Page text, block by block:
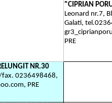
"CIPRIAN
Leonard nr.7,
Galati,
PRE
NR.30
fax. 0236498468,
PRE